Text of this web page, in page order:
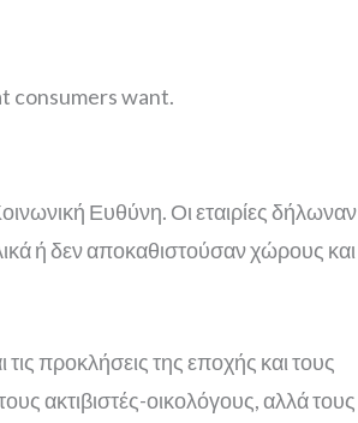
consumers want.
Ευθύνη. Οι εταιρίες δήλωναν
ή δεν αποκαθιστούσαν χώρους και
προκλήσεις της εποχής και τους
ακτιβιστές-οικολόγους, αλλά τους